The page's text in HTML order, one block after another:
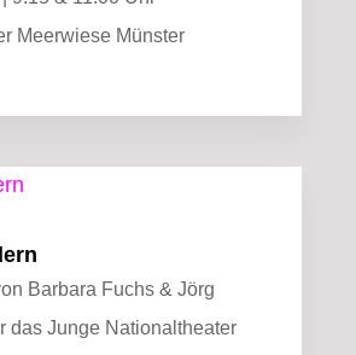
Meerwiese Münster
Barbara Fuchs & Jörg
das Junge Nationaltheater